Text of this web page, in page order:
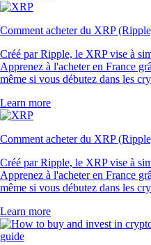
Comment acheter du XRP
Créé par Ripple, le XRP vise à
Apprenez à l'acheter en France
même si vous débutez dans les
Learn more
Comment acheter du XRP
Créé par Ripple, le XRP vise à
Apprenez à l'acheter en France
même si vous débutez dans les
Learn more